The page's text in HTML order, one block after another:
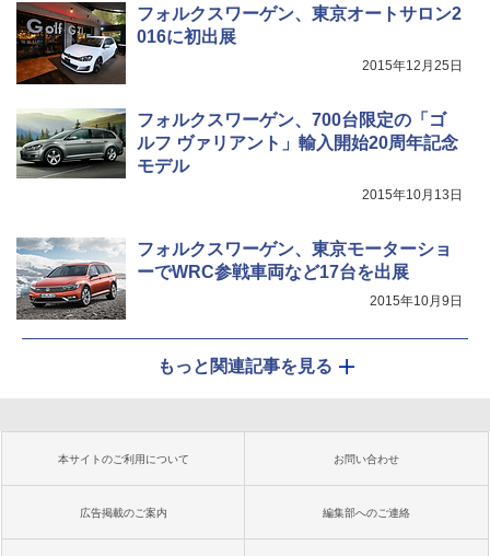
フォルクスワーゲン、東京オートサロン2
016に初出展
2015年12月25日
フォルクスワーゲン、700台限定の「ゴ
ルフ ヴァリアント」輸入開始20周年記念
モデル
2015年10月13日
フォルクスワーゲン、東京モーターショ
ーでWRC参戦車両など17台を出展
2015年10月9日
もっと関連記事を見る
本サイトのご利用について お問い合わせ
広告掲載のご案内 編集部へのご連絡